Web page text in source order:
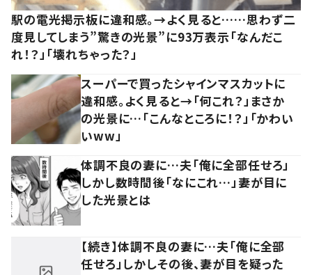
駅の電光掲示板に違和感。→よく見ると……思わず二
度見してしまう”驚きの光景”に93万表示「なんだこ
れ！？」「壊れちゃった？」
スーパーで買ったシャインマスカットに
違和感。よく見ると→「何これ？」まさか
の光景に…「こんなところに！？」「かわい
いww」
体調不良の妻に…夫「俺に全部任せろ」
しかし数時間後「なにこれ…」妻が目に
した光景とは
【続き】体調不良の妻に…夫「俺に全部
任せろ」しかしその後、妻が目を疑った